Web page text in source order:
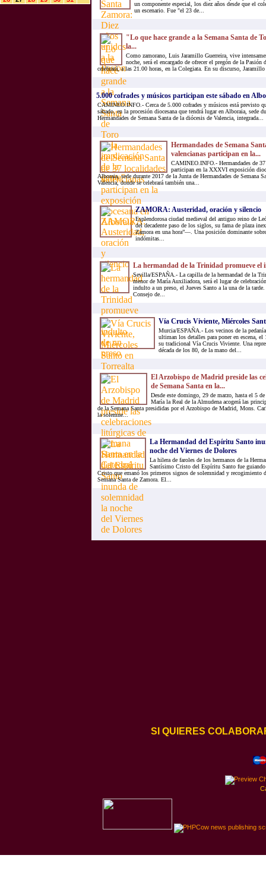
un componente especial, los diez años desde que el
un escenario. Fue "el 23 de...
"Lo que hace grande a la Semana Santa de
la...
Como zamorano, Luis Jaramillo Guerreira, vive
noche, será el encargado de ofrecer el pregón de la Pasión
celebrará, a las 21.00 horas, en la Colegiata. En su discurso,
5.000 cofrades y músicos participan este sábado en
CAMINEO.INFO.- Cerca de 5.000 cofrades y músicos está previsto
sábado, en la procesión diocesana que tendrá lugar en Alboraia, sede
Hermandades de Semana Santa de la diócesis de Valencia, integrada...
Hermandades de Semana
valencianas participan en la...
CAMINEO.INFO.- Hermandades de 37
participan en la XXXVI exposición
Alboraia, sede durante 2017 de la Junta de Hermandades de Semana
Valencia, donde se celebrará también una...
ZAMORA: Austeridad, oración y silencio
Esplendorosa ciudad medieval del antiguo reino de
del decadente paso de los siglos, su fama de plaza
Zamora en una hora”—. Una posición dominante
indómitas...
La hermandad de la Trinidad promueve el
Sevilla/ESPAÑA.- La capilla de la hermandad de la
menor de María Auxiliadora, será el lugar de
indulto a un preso, el Jueves Santo a la una de la
Consejo de...
Vía Crucis Viviente, Miércoles
Murcia/ESPAÑA.- Los vecinos de la
ultiman los detalles para poner en escena,
su tradicional Vía Crucis Viviente. Una
década de los 80, de la mano del...
El Arzobispo de Madrid preside las
de Semana Santa en la...
Desde este domingo, 29 de marzo, hasta el 5
María la Real de la Almudena acogerá las
de la Semana Santa presididas por el Arzobispo de Madrid, Mons.
la solemne...
La Hermandad del Espíritu Santo
noche del Viernes de Dolores
La hilera de faroles de los hermanos de la
Santísimo Cristo del Espíritu Santo fue
Cristo que emanó los primeros signos de solemnidad y recogimiento
Semana Santa de Zamora. El...
SI QUIERES